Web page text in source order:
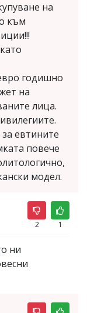
на
към
годишно
на
лица.
евтините
повече
модел.
2 1
ни